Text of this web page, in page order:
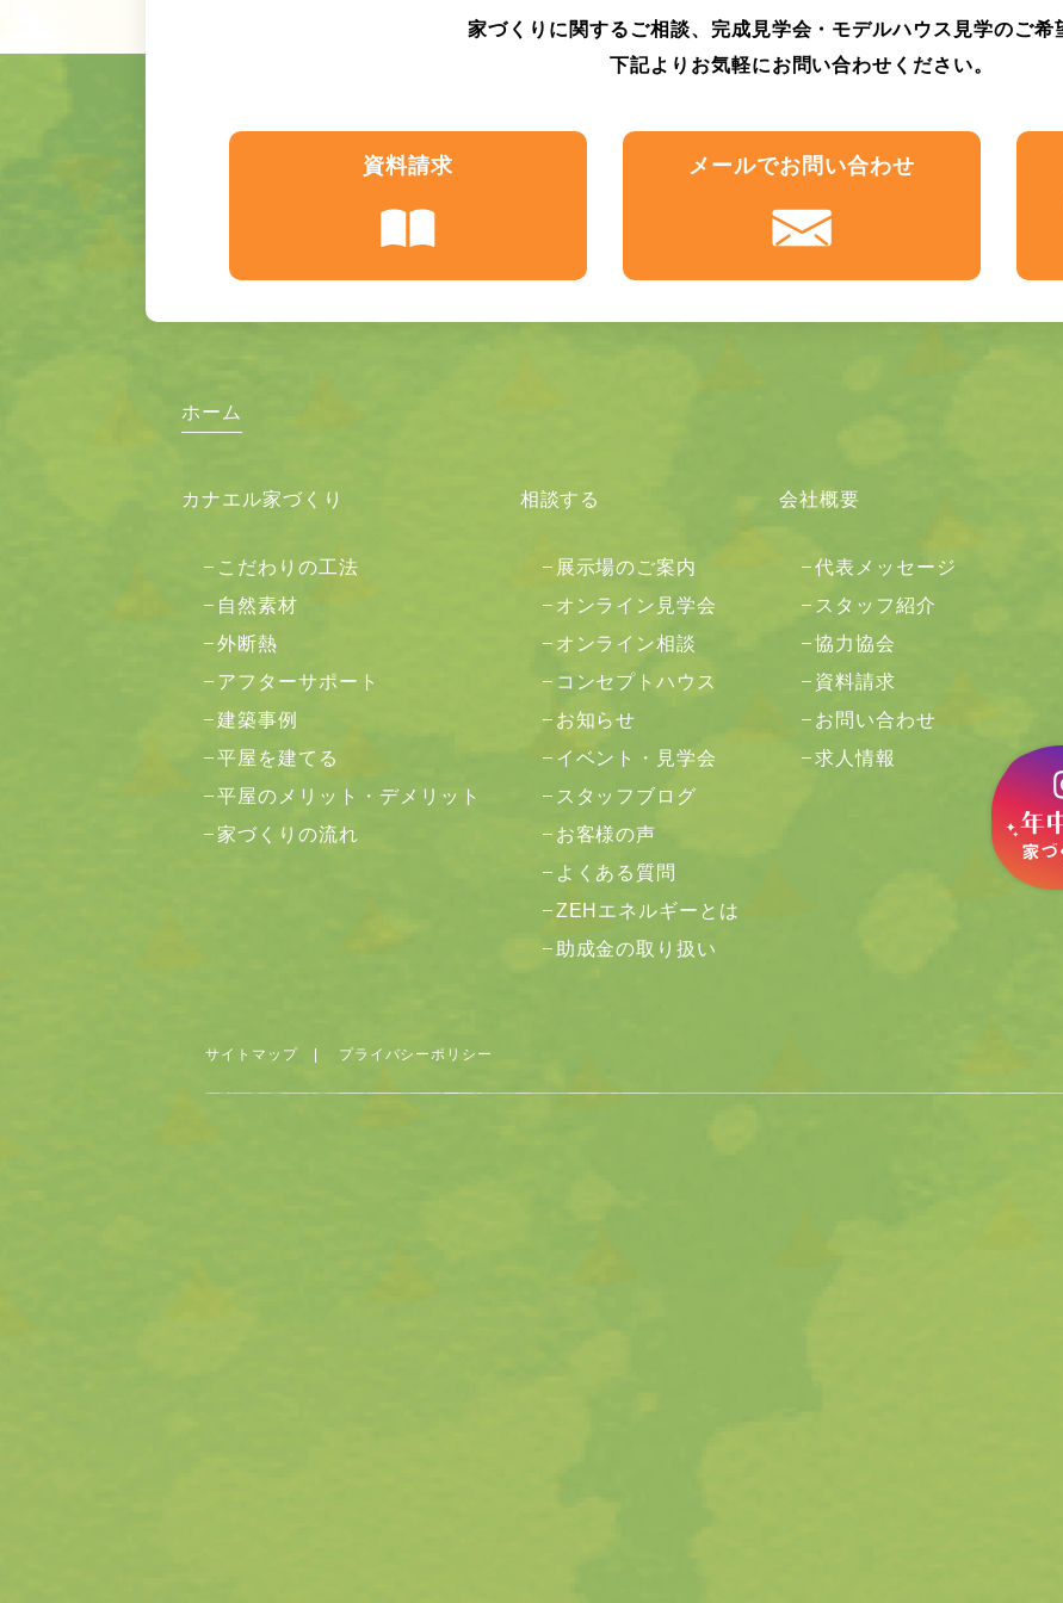
家づくりに関するご相談、完成見学会・モデルハウス見学のご希
下記よりお気軽にお問い合わせください。
資料請求 メールでお問い合わせ
ホーム
カナエル家づくり
こだわりの工法
自然素材
外断熱
アフターサポート
建築事例
平屋を建てる
平屋のメリット・デメリット
家づくりの流れ
相談する
展示場のご案内
オンライン見学会
オンライン相談
コンセプトハウス
お知らせ
イベント・見学会
スタッフブログ
お客様の声
よくある質問
ZEHエネルギーとは
助成金の取り扱い
会社概要
代表メッセージ
スタッフ紹介
協力協会
資料請求
お問い合わせ
求人情報
サイトマップ| プライバシーポリシー